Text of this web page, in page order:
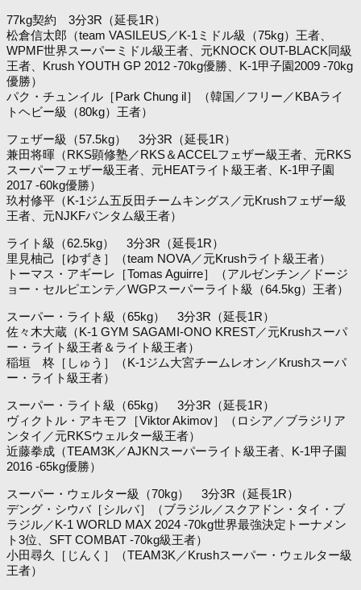
77kg契約 3分3R（延長1R）
松倉信太郎（team VASILEUS／K-1ミドル級（75kg）王者、
WPMF世界スーパーミドル級王者、元KNOCK OUT-BLACK同級
王者、Krush YOUTH GP 2012 -70kg優勝、K-1甲子園2009 -70kg
優勝）
パク・チュンイル［Park Chung il］（韓国／フリー／KBAライ
トヘビー級（80kg）王者）
フェザー級（57.5kg） 3分3R（延長1R）
兼田将暉（RKS顕修塾／RKS＆ACCELフェザー級王者、元RKS
スーパーフェザー級王者、元HEATライト級王者、K-1甲子園
2017 -60kg優勝）
玖村修平（K-1ジム五反田チームキングス／元Krushフェザー級
王者、元NJKFバンタム級王者）
ライト級（62.5kg） 3分3R（延長1R）
里見柚己［ゆずき］（team NOVA／元Krushライト級王者）
トーマス・アギーレ［Tomas Aguirre］（アルゼンチン／ドージ
ョー・セルピエンテ／WGPスーパーライト級（64.5kg）王者）
スーパー・ライト級（65kg） 3分3R（延長1R）
佐々木大蔵（K-1 GYM SAGAMI-ONO KREST／元Krushスーパ
ー・ライト級王者＆ライト級王者）
稲垣 柊［しゅう］（K-1ジム大宮チームレオン／Krushスーパ
ー・ライト級王者）
スーパー・ライト級（65kg） 3分3R（延長1R）
ヴィクトル・アキモフ［Viktor Akimov］（ロシア／ブラジリア
ンタイ／元RKSウェルター級王者）
近藤拳成（TEAM3K／AJKNスーパーライト級王者、K-1甲子園
2016 -65kg優勝）
スーパー・ウェルター級（70kg） 3分3R（延長1R）
デング・シウバ［シルバ］（ブラジル／スクアドン・タイ・ブ
ラジル／K-1 WORLD MAX 2024 -70kg世界最強決定トーナメン
ト3位、SFT COMBAT -70kg級王者）
小田尋久［じんく］（TEAM3K／Krushスーパー・ウェルター級
王者）